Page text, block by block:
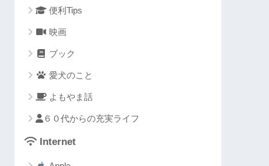
便利Tips
映画
ブック
愛犬のこと
よもやま話
６０代からの充実ライフ
Internet